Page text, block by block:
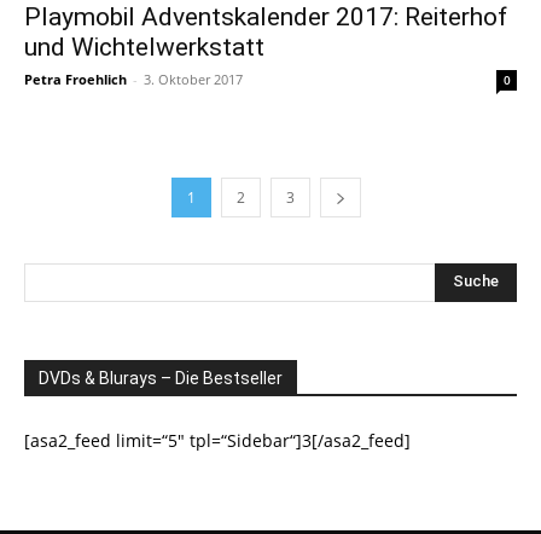
Playmobil Adventskalender 2017: Reiterhof
und Wichtelwerkstatt
Petra Froehlich - 3. Oktober 2017 0
1 2 3
DVDs & Blurays – Die Bestseller
[asa2_feed limit=“5″ tpl=“Sidebar“]3[/asa2_feed]